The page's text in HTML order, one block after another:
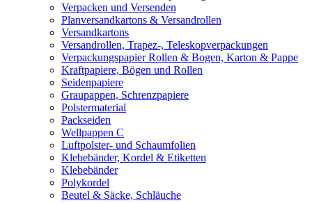
Verpacken und Versenden
Planversandkartons & Versandrollen
Versandkartons
Versandrollen, Trapez-, Teleskopverpackungen
Verpackungspapier Rollen & Bogen, Karton & Pappe
Kraftpapiere, Bögen und Rollen
Seidenpapiere
Graupappen, Schrenzpapiere
Polstermaterial
Packseiden
Wellpappen C
Luftpolster- und Schaumfolien
Klebebänder, Kordel & Etiketten
Klebebänder
Polykordel
Beutel & Säcke, Schläuche